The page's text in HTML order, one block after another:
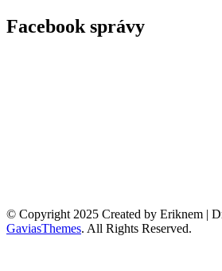
Facebook správy
© Copyright 2025 Created by Eriknem |
GaviasThemes. All Rights Reserved.